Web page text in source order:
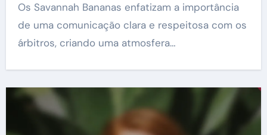
Os Savannah Bananas enfatizam a importância
de uma comunicação clara e respeitosa com os
árbitros, criando uma atmosfera…